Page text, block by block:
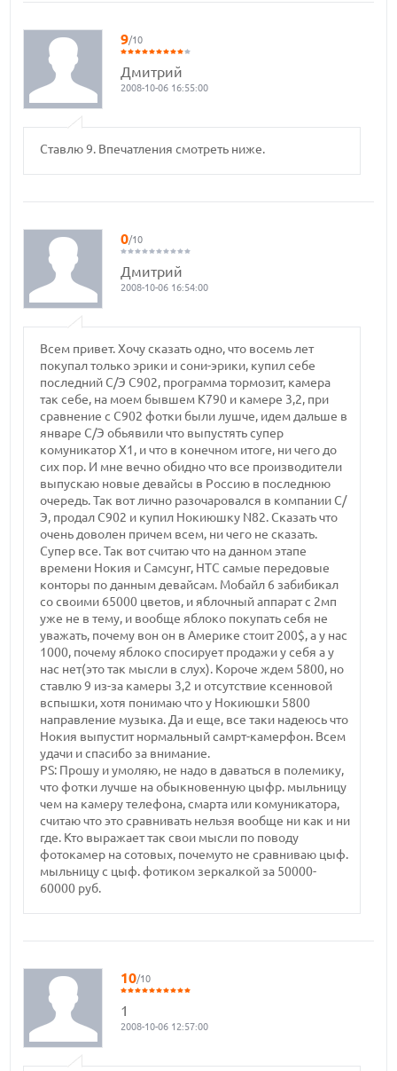
9/10
Дмитрий
2008-10-06 16:55:00
Ставлю 9. Впечатления смотреть ниже.
0/10
Дмитрий
2008-10-06 16:54:00
Всем привет. Хочу сказать одно, что восемь лет
покупал только эрики и сони-эрики, купил себе
последний С/Э С902, программа тормозит, камера
так себе, на моем бывшем К790 и камере 3,2, при
сравнение с С902 фотки были лушче, идем дальше в
январе С/Э обьявили что выпустять супер
комуникатор Х1, и что в конечном итоге, ни чего до
сих пор. И мне вечно обидно что все производители
выпускаю новые девайсы в Россию в последнюю
очередь. Так вот лично разочаровался в компании С/
Э, продал С902 и купил Нокиюшку N82. Сказать что
очень доволен причем всем, ни чего не сказать.
Супер все. Так вот считаю что на данном этапе
времени Нокия и Самсунг, НТС самые передовые
конторы по данным девайсам. Мобайл 6 забибикал
со своими 65000 цветов, и яблочный аппарат с 2мп
уже не в тему, и вообще яблоко покупать себя не
уважать, почему вон он в Америке стоит 200$, а у нас
1000, почему яблоко спосирует продажи у себя а у
нас нет(это так мысли в слух). Короче ждем 5800, но
ставлю 9 из-за камеры 3,2 и отсутствие ксенновой
вспышки, хотя понимаю что у Нокиюшки 5800
направление музыка. Да и еще, все таки надеюсь что
Нокия выпустит нормальный самрт-камерфон. Всем
удачи и спасибо за внимание.
РS: Прошу и умоляю, не надо в даваться в полемику,
что фотки лучше на обыкновенную цыфр. мыльницу
чем на камеру телефона, смарта или комуникатора,
считаю что это сравнивать нельзя вообще ни как и ни
где. Кто выражает так свои мысли по поводу
фотокамер на сотовых, почемуто не сравниваю цыф.
мыльницу с цыф. фотиком зеркалкой за 50000-
60000 руб.
10/10
1
2008-10-06 12:57:00